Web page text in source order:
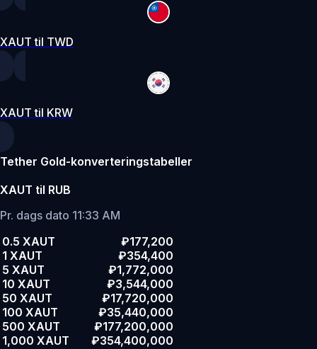
XAUT til TWD
XAUT til KRW
Tether Gold-konverteringstabeller
XAUT til RUB
Pr. dags dato 11:33 AM
0.5 XAUT
₽177,200
1 XAUT
₽354,400
5 XAUT
₽1,772,000
10 XAUT
₽3,544,000
50 XAUT
₽17,720,000
100 XAUT
₽35,440,000
500 XAUT
₽177,200,000
1,000 XAUT
₽354,400,000